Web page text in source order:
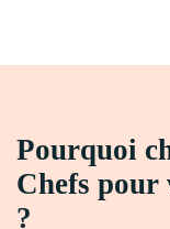
Pourquoi
Chefs pour
?